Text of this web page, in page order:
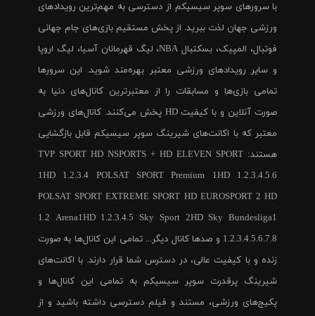
با سرورهای سوپر سیسیکم از دسترسی به مهم‌ترین رویدادهای
ورزشی جهان لذت ببرید. از پخش مستقیم بازی‌های جام جهانی
فوتبال، المپیک، بسکتبال NBA، لیگ قهرمانان آسیا، لیگ اروپا
و سایر رویدادهای ورزشی معتبر بهره‌مند شوید. این سرورها
تمامی بازی‌ها و مسابقات را از معتبرترین کانال‌های دنیا به
صورت آنلاین و با کیفیت HD پخش می‌کنند. کانال‌های ورزشی
معتبر که با اکانت‌های شیرینگ سوپر سیسیکم قابل بازگشایی
هستند: TVP SPORT HD NSPORTS + HD ELEVEN SPORT
1HD 1.2.3.4 POLSAT SPORT Premium 1HD 1.2.3.4.5.6
POLSAT SPORT EXTREME SPORT HD EUROSPORT 2 HD
1.2 Arena1HD 1.2.3.4.5 Sky Sport 2HD Sky Bundesliga1
1.2.3.4.5.6.7.8 و صدها کانال دیگر... تمامی این کانال‌ها به صورت
زنده و با کیفیت عالی، در دسترس شما قرار دارند. با اکانت‌های
شیرینگ پرقدرت سوپر سیسیکم به تمامی این کانال‌ها و
پکیج‌های ورزشی، مستند و فیلم دسترسی داشته باشید و از